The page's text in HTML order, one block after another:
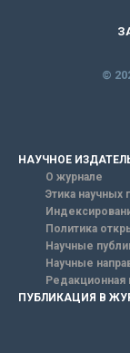
©
НАУЧНОЕ
О журнале
Этика научных
Политика
Научные
Научные
Редакционная
ПУБЛИКАЦИЯ В